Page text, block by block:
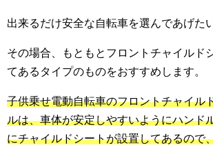
出来るだけ安全な自転車を選んであげた
その場合、もともとフロントチャイルド
てあるタイプのものをおすすめします。
子供乗せ電動自転車のフロントチャイル
ルは、車体が安定しやすいようにハンド
にチャイルドシートが設置してあるので